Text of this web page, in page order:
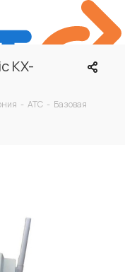
KX-
- АТС - Базовая